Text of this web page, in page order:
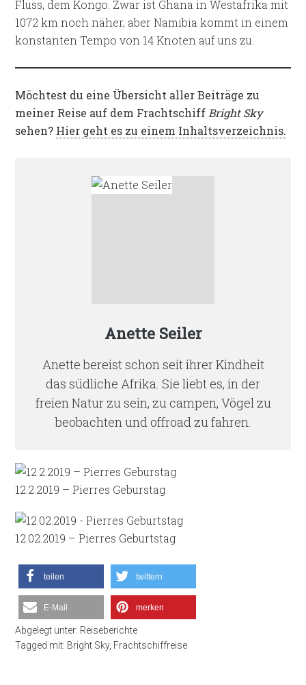
Fluss, dem Kongo. Zwar ist Ghana in Westafrika mit
1072 km noch näher, aber Namibia kommt in einem
konstanten Tempo von 14 Knoten auf uns zu.
Möchtest du eine Übersicht aller Beiträge zu
meiner Reise auf dem Frachtschiff Bright Sky
sehen? Hier geht es zu einem Inhaltsverzeichnis.
Anette Seiler
Anette bereist schon seit ihrer Kindheit
das südliche Afrika. Sie liebt es, in der
freien Natur zu sein, zu campen, Vögel zu
beobachten und offroad zu fahren.
12.2.2019 – Pierres Geburstag
12.02.2019 – Pierres Geburtstag
teilen twittern
E-Mail merken
Abgelegt unter: Reiseberichte
Tagged mit: Bright Sky, Frachtschiffreise